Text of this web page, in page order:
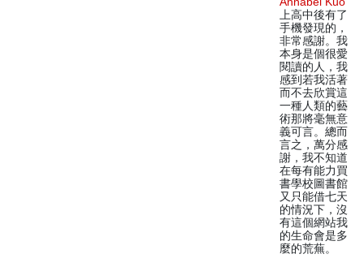
上高中後有了
手機發現的，
非常感謝。我
本身是個很愛
閱讀的人，我
感到若我活著
而不去欣賞這
一種人類的藝
術那將毫無意
義可言。總而
言之，萬分感
謝，我不知道
在每有能力買
書學校圖書館
又只能借七天
的情況下，沒
有這個網站我
的生命會是多
麼的荒蕪。